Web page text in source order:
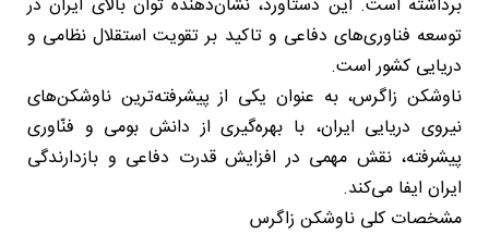
برداشته است. این دستاورد، نشان‌دهنده توان بالای ایران در
توسعه فناوری‌های دفاعی و تاکید بر تقویت استقلال نظامی و
دریایی کشور است.
ناوشکن زاگرس، به عنوان یکی از پیشرفته‌ترین ناوشکن‌های
نیروی دریایی ایران، با بهره‌گیری از دانش بومی و فنّاوری
پیشرفته، نقش مهمی در افزایش قدرت دفاعی و بازدارندگی
ایران ایفا می‌کند.
مشخصات کلی ناوشکن زاگرس